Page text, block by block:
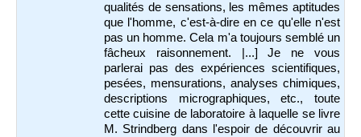
qualités de sensations, les mêmes aptitudes
que l'homme, c'est-à-dire en ce qu'elle n'est
pas un homme. Cela m'a toujours semblé un
fâcheux raisonnement. |...] Je ne vous
parlerai pas des expériences scientifiques,
pesées, mensurations, analyses chimiques,
descriptions micrographiques, etc., toute
cette cuisine de laboratoire à laquelle se livre
M. Strindberg dans l'espoir de découvrir au